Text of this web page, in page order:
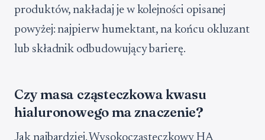
produktów, nakładaj je w kolejności opisanej
powyżej: najpierw humektant, na końcu okluzant
lub składnik odbudowujący barierę.
Czy masa cząsteczkowa kwasu
hialuronowego ma znaczenie?
Jak najbardziej. Wysokocząsteczkowy HA